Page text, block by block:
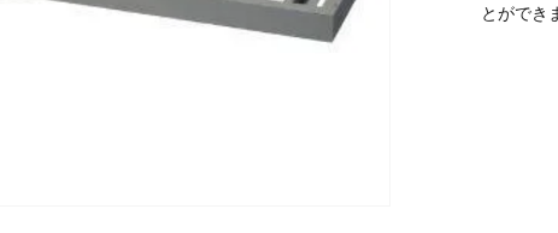
とができ